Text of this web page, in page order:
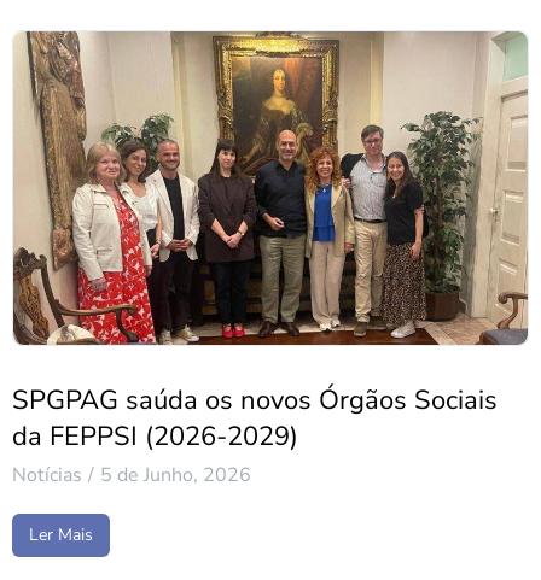
SPGPAG saúda os novos Órgãos Sociais
da FEPPSI (2026-2029)
Notícias 5 de Junho, 2026
Ler Mais